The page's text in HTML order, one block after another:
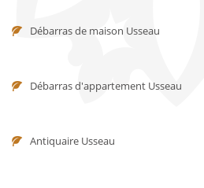
Débarras de maison Usseau
Débarras d'appartement Usseau
Antiquaire Usseau